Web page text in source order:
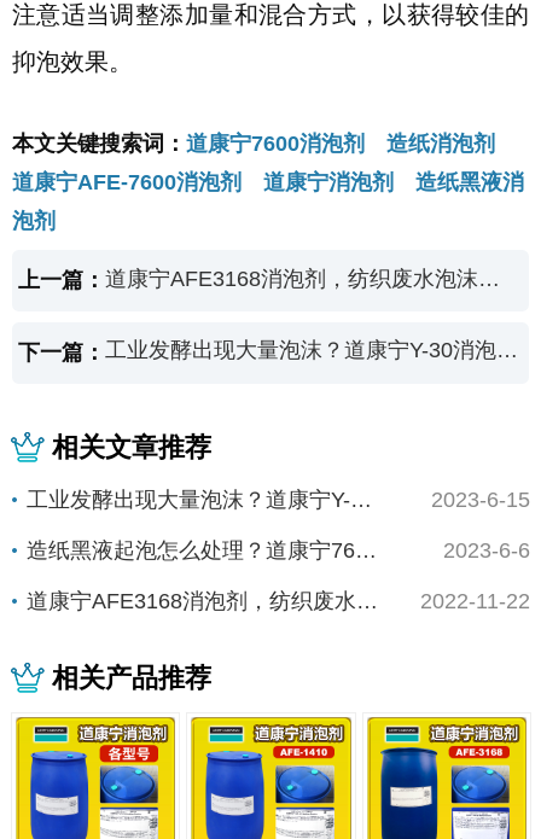
注意适当调整添加量和混合方式，以获得较佳的
抑泡效果。
本文关键搜索词： 道康宁7600消泡剂 造纸消泡剂
道康宁AFE-7600消泡剂 道康宁消泡剂 造纸黑液消
泡剂
上一篇： 道康宁AFE3168消泡剂，纺织废水泡沫除沫剂
下一篇： 工业发酵出现大量泡沫？道康宁Y-30消泡剂一滴轻松“抑泡”
相关文章推荐
工业发酵出现大量泡沫？道康宁Y-30消泡剂一... 2023-6-15
造纸黑液起泡怎么处理？道康宁7600消泡剂抑... 2023-6-6
道康宁AFE3168消泡剂，纺织废水泡沫除沫... 2022-11-22
相关产品推荐